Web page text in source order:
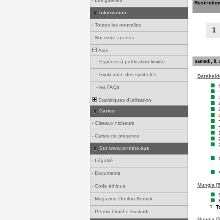
Information
- Toutes les nouvelles
- Sur votre agenda
Aide
- Espèces à publication limitée
- Explication des symboles
- les FAQs
Statistiques d'utilisation
Cartes
- Oiseaux nicheurs
- Cartes de présence
Sur www.ornitho.eus
- Légalité
- Documents
- Code éthique
- Magazine Ornitho Berriak
- Premio Ornitho Euskadi
Restriction
1
samedi, 8.
Mungia
1